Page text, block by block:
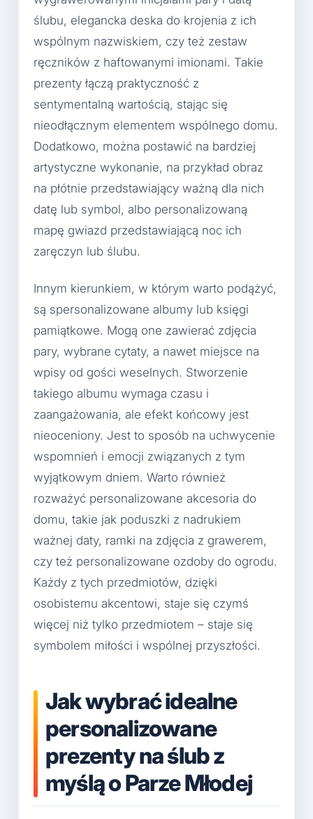
ślubu, elegancka deska do krojenia z ich
wspólnym nazwiskiem, czy też zestaw
ręczników z haftowanymi imionami. Takie
prezenty łączą praktyczność z
sentymentalną wartością, stając się
nieodłącznym elementem wspólnego domu.
Dodatkowo, można postawić na bardziej
artystyczne wykonanie, na przykład obraz
na płótnie przedstawiający ważną dla nich
datę lub symbol, albo personalizowaną
mapę gwiazd przedstawiającą noc ich
zaręczyn lub ślubu.
Innym kierunkiem, w którym warto podążyć,
są spersonalizowane albumy lub księgi
pamiątkowe. Mogą one zawierać zdjęcia
pary, wybrane cytaty, a nawet miejsce na
wpisy od gości weselnych. Stworzenie
takiego albumu wymaga czasu i
zaangażowania, ale efekt końcowy jest
nieoceniony. Jest to sposób na uchwycenie
wspomnień i emocji związanych z tym
wyjątkowym dniem. Warto również
rozważyć personalizowane akcesoria do
domu, takie jak poduszki z nadrukiem
ważnej daty, ramki na zdjęcia z grawerem,
czy też personalizowane ozdoby do ogrodu.
Każdy z tych przedmiotów, dzięki
osobistemu akcentowi, staje się czymś
więcej niż tylko przedmiotem – staje się
symbolem miłości i wspólnej przyszłości.
Jak wybrać idealne
personalizowane
prezenty na ślub z
myślą o Parze Młodej